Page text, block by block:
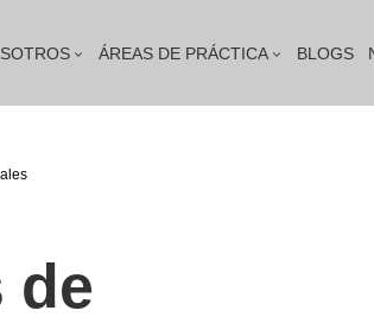
ÁREAS DE PRÁCTICA BLOGS
de